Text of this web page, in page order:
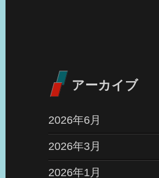
アーカイブ
2026年6月
2026年3月
2026年1月